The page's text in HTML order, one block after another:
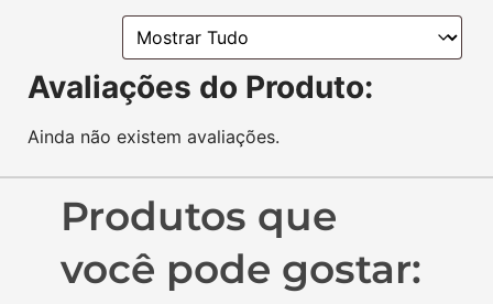
Avaliações do Produto:
Ainda não existem avaliações.
Produtos que
você pode gostar: